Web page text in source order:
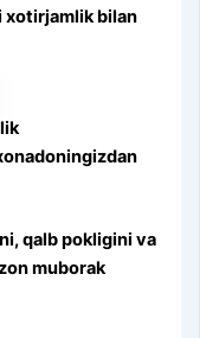
xotirjamlik bilan
qalb pokligini va
muborak